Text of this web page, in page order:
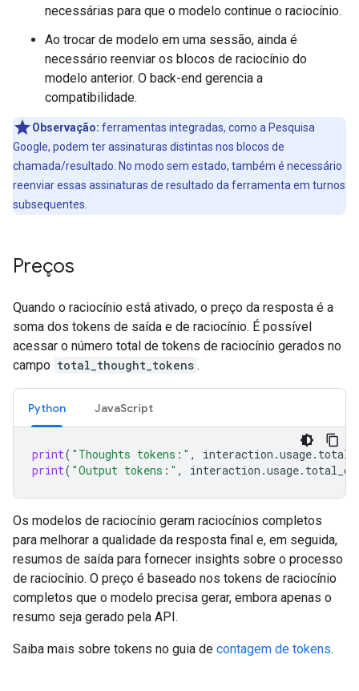
necessárias para que o modelo continue o raciocínio.
Ao trocar de modelo em uma sessão, ainda é
necessário reenviar os blocos de raciocínio do
modelo anterior. O back-end gerencia a
compatibilidade.
Observação: ferramentas integradas, como a Pesquisa
Google, podem ter assinaturas distintas nos blocos de
chamada/resultado. No modo sem estado, também é necessário
reenviar essas assinaturas de resultado da ferramenta em turnos
subsequentes.
Preços
Quando o raciocínio está ativado, o preço da resposta é a
soma dos tokens de saída e de raciocínio. É possível
acessar o número total de tokens de raciocínio gerados no
campo total_thought_tokens .
Python JavaScript
print( "Thoughts tokens:" , interaction .usage.
print( "Output tokens:" , interaction .usage.
Os modelos de raciocínio geram raciocínios completos
para melhorar a qualidade da resposta final e, em seguida,
resumos de saída para fornecer insights sobre o processo
de raciocínio. O preço é baseado nos tokens de raciocínio
completos que o modelo precisa gerar, embora apenas o
resumo seja gerado pela API.
Saiba mais sobre tokens no guia de contagem de tokens.